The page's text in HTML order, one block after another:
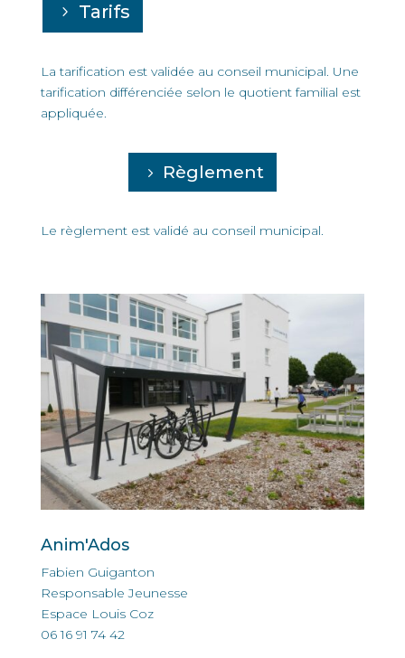
Tarifs
La tarification est validée au conseil municipal. Une
tarification différenciée selon le quotient familial est
appliquée.
Règlement
Le règlement est validé au conseil municipal.
Anim'Ados
Fabien Guiganton
Responsable Jeunesse
Espace Louis Coz
06 16 91 74 42